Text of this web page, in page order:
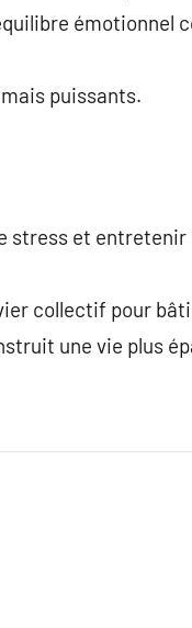
émotionnel
puissants.
stress et entretenir
collectif pour
une vie plus